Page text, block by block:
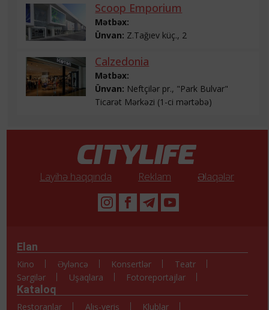
Scoop Emporium
Mətbəx:
Ünvan: Z.Tağıev küç., 2
Calzedonia
Mətbəx:
Ünvan: Neftçilər pr., "Park Bulvar"
Ticarət Mərkəzi (1-ci mərtəbə)
Layihə haqqında Reklam Əlaqələr
Elan
Kino Əyləncə Konsertlər
Teatr
Sərgilər
Uşaqlara Fotoreportajlar
Kataloq
Restoranlar Alış-veriş
Klublar